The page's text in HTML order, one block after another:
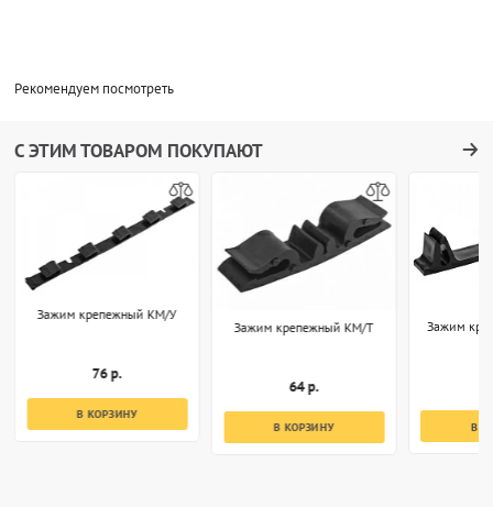
Рекомендуем посмотреть
С ЭТИМ ТОВАРОМ ПОКУПАЮТ
Зажим крепежный КМ/У
76 р.
В КОРЗИНУ
Зажим крепежный КМ/Т
64 р.
В КОРЗИНУ
Зажим
В